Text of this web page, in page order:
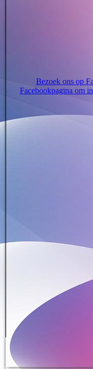
Bezoek ons op
Facebookpagina om